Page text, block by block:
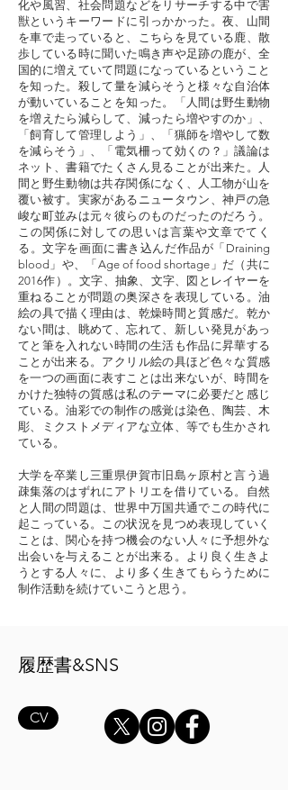
化や風習、社会問題などをリサーチする中で害
獣というキーワードに引っかかった。夜、山間
を車で走っていると、こちらを見ている鹿、散
歩している時に聞いた鳴き声や足跡の鹿が、全
国的に増えていて問題になっているということ
を知った。殺して量を減らそうと様々な自治体
が動いていることを知った。「人間は野生動物
を増えたら減らして、減ったら増やすのか」、
「飼育して管理しよう」、「猟師を増やして数
を減らそう」、「電気柵って効くの？」議論は
ネット、書籍でたくさん見ることが出来た。人
間と野生動物は共存関係になく、人工物が山を
覆い被す。実家があるニュータウン、神戸の急
峻な町並みは元々彼らのものだったのだろう。
この関係に対しての思いは言葉や文章でてく
る。文字を画面に書き込んだ作品が「Draining
blood」や、「Age of food shortage」だ（共に
2016作）。文字、抽象、文字、図とレイヤーを
重ねることが問題の奥深さを表現している。油
絵の具で描く理由は、乾燥時間と質感だ。乾か
ない間は、眺めて、忘れて、新しい発見があっ
てと筆を入れない時間の生活も作品に昇華する
ことが出来る。アクリル絵の具ほど色々な質感
を一つの画面に表すことは出来ないが、時間を
かけた独特の質感は私のテーマに必要だと感じ
ている。油彩での制作の感覚は染色、陶芸、木
彫、ミクストメディアな立体、等でも生かされ
ている。
大学を卒業し三重県伊賀市旧島ヶ原村と言う過
疎集落のはずれにアトリエを借りている。自然
と人間の問題は、世界中万国共通でこの時代に
起こっている。この状況を見つめ表現していく
ことは、関心を持つ機会のない人々に予想外な
出会いを与えることが出来る。より良く生きよ
うとする人々に、より多く生きてもらうために
制作活動を続けていこうと思う。
履歴書&SNS
CV